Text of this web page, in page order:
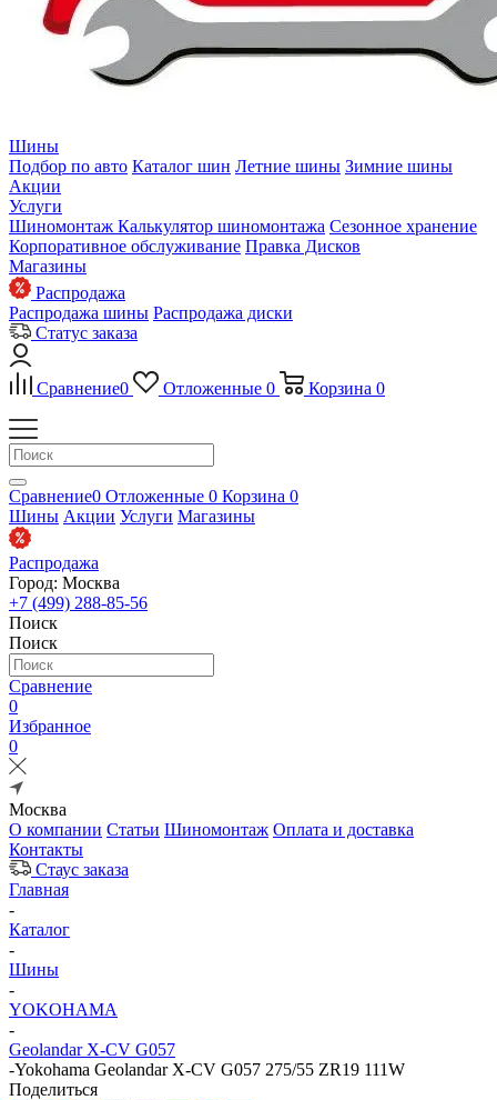
Шины
Подбор по авто Каталог шин Летние шины Зимние шины
Акции
Услуги
Шиномонтаж Калькулятор шиномонтажа Сезонное хранение
Корпоративное обслуживание Правка Дисков
Магазины
Распродажа
Распродажа шины Распродажа диски
Статус заказа
Сравнение0 Отложенные 0 Корзина 0
Сравнение0 Отложенные 0 Корзина 0
Шины Акции Услуги Магазины
Распродажа
Город: Москва
+7 (499) 288-85-56
Поиск
Поиск
Сравнение
0
Избранное
0
Москва
О компании Статьи Шиномонтаж Оплата и доставка
Контакты
Стаус заказа
Главная
-
Каталог
-
Шины
-
YOKOHAMA
-
Geolandar X-CV G057
-Yokohama Geolandar X-CV G057 275/55 ZR19 111W
Поделиться